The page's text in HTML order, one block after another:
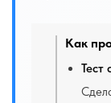
Как
Тест